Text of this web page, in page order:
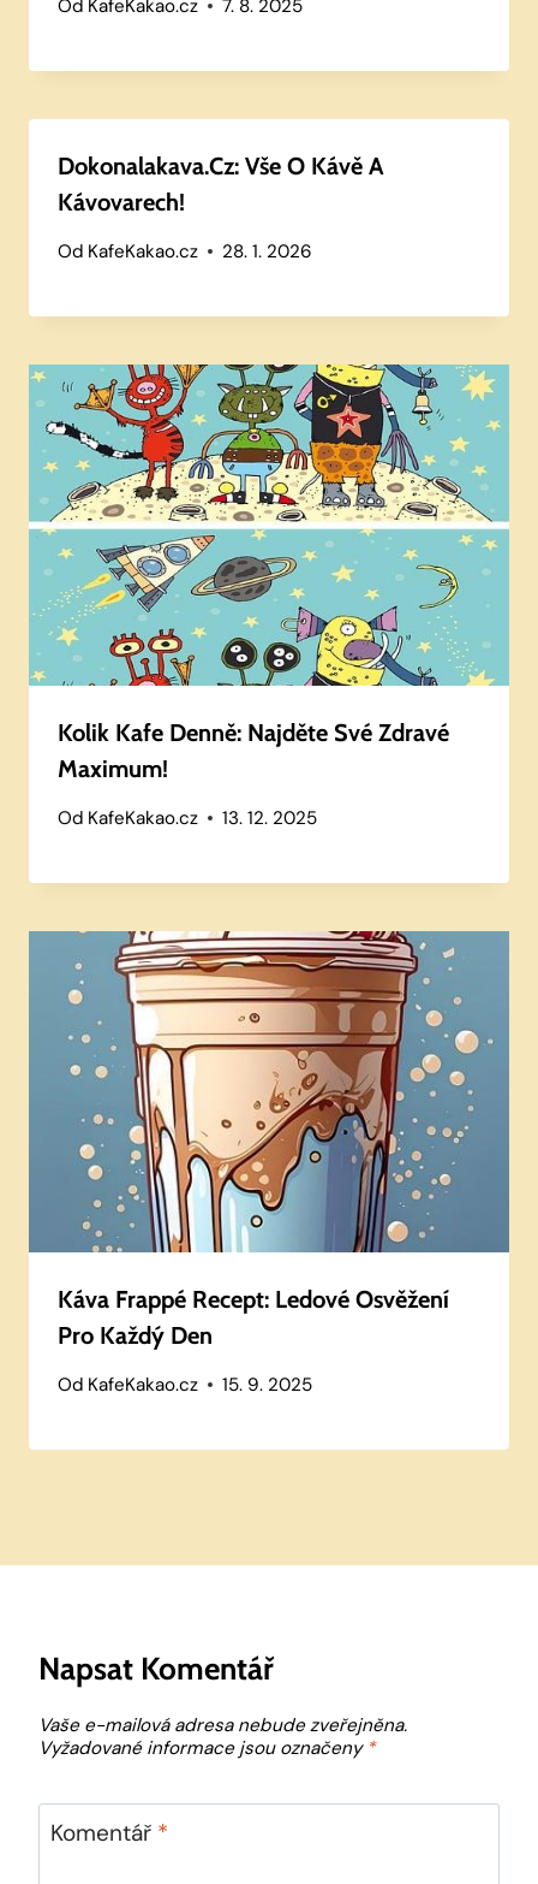
Od KafeKakao.cz 7. 8. 2025
Dokonalakava.cz: Vše O Kávě A
Kávovarech!
Od KafeKakao.cz 28. 1. 2026
Kolik Kafe Denně: Najděte Své Zdravé
Maximum!
Od KafeKakao.cz 13. 12. 2025
Káva Frappé Recept: Ledové Osvěžení
Pro Každý Den
Od KafeKakao.cz 15. 9. 2025
Napsat Komentář
Vaše e-mailová adresa nebude zveřejněna.
Vyžadované informace jsou označeny *
Komentář *